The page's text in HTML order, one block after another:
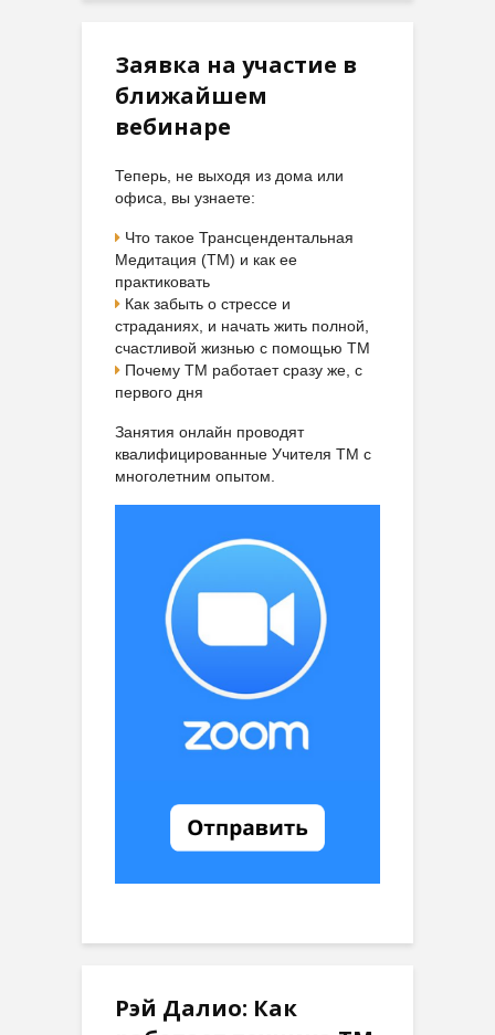
Заявка на участие в
ближайшем
вебинаре
Теперь, не выходя из дома или
офиса, вы узнаете:
Что такое Трансцендентальная
Медитация (ТМ) и как ее
практиковать
Как забыть о стрессе и
страданиях, и начать жить полной,
счастливой жизнью с помощью ТМ
Почему ТМ работает сразу же, с
первого дня
Занятия онлайн проводят
квалифицированные Учителя ТМ с
многолетним опытом.
Рэй Далио: Как